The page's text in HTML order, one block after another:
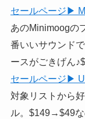
セールページ▶
あのMinimoogの
番いいサウンド
ースがごきげん
セールページ▶
対象リストから
ル。$149→$49